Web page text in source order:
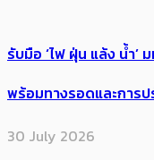
รับมือ ‘ไฟ ฝุ่น แล้ง น้ำ’
พร้อมทางรอดและการ
30 July 2026